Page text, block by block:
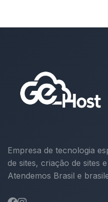
Empresa de tecnologia
de sites, criação de sites
Atendemos Brasil e